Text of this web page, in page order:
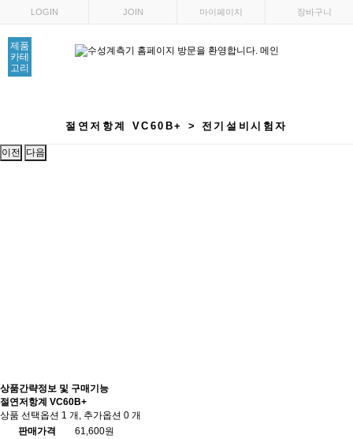
LOGIN JOIN 마이페이지 장바구니
제품
카테
고리
절연저항계 VC60B+ > 전기설비시험자
이전 다음
상품간략정보 및 구매기능
절연저항계 VC60B+
상품 선택옵션 1 개, 추가옵션 0 개
판매가격
61,600원